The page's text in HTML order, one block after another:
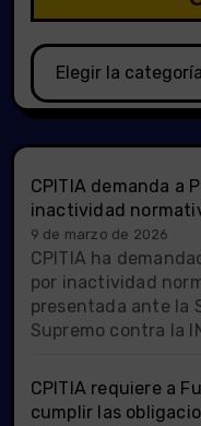
Categorías
CPITIA demanda a
inactividad
9 de marzo de 2026
CPITIA ha
por inactividad
presentada ante la
Supremo contra la
CPITIA requiere a
cumplir las